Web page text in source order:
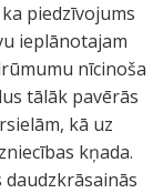
piedzīvojums
ieplānotajam
nīcinoša
tālāk pavērās
kā uz
kņada.